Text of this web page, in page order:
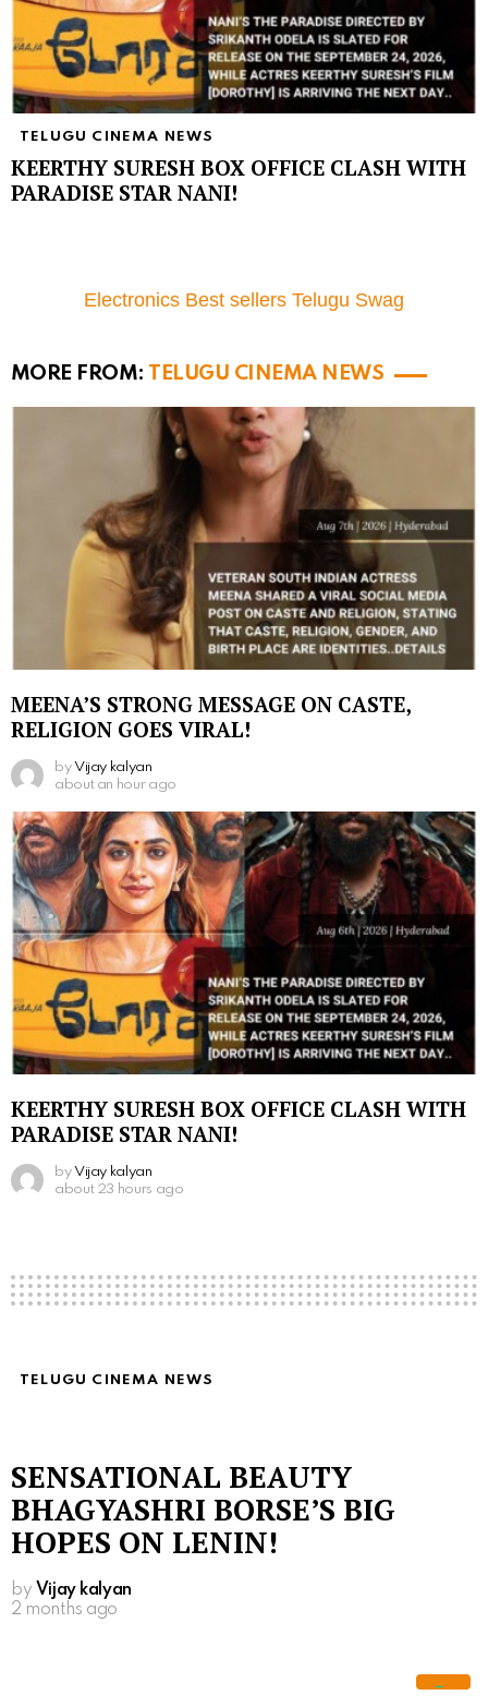
TELUGU CINEMA NEWS
KEERTHY SURESH BOX OFFICE CLASH WITH
PARADISE STAR NANI!
Electronics Best sellers Telugu Swag
MORE FROM: TELUGU CINEMA NEWS
MEENA’S STRONG MESSAGE ON CASTE,
RELIGION GOES VIRAL!
by Vijay kalyan
about an hour ago
KEERTHY SURESH BOX OFFICE CLASH WITH
PARADISE STAR NANI!
by Vijay kalyan
about 23 hours ago
TELUGU CINEMA NEWS
SENSATIONAL BEAUTY
BHAGYASHRI BORSE’S BIG
HOPES ON LENIN!
by Vijay kalyan
2 months ago